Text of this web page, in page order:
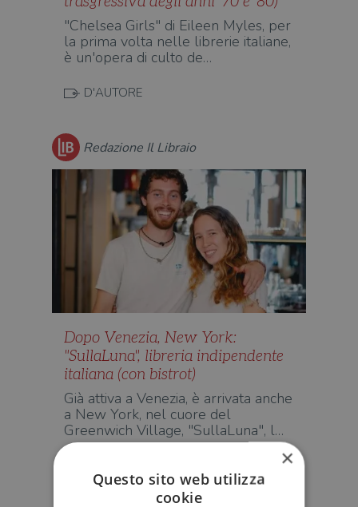
"Chelsea Girls" di Eileen Myles, per
la prima volta nelle librerie italiane,
è un'opera di culto de…
D'AUTORE
Redazione Il Libraio
Dopo Venezia, New York:
"SullaLuna", libreria indipendente
italiana (con bistrot)
Già attiva a Venezia, è arrivata anche
a New York, nel cuore del
Greenwich Village, "SullaLuna", l…
×
Questo sito web utilizza
cookie